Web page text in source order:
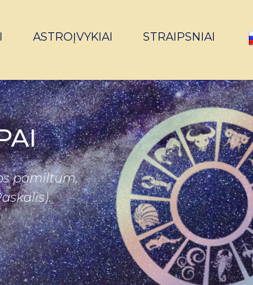
ASTROĮVYKIAI STRAIPSNIAI
pamiltum,